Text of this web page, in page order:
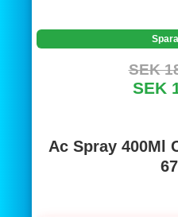
SEK
SEK
Ac Spray 400Ml